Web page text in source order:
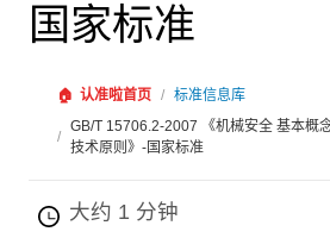
国家标准
🏠 认准啦首页 / 标准信息库
/
GB/T 15706.2-2007 《机械安全 基本概
技术原则》-国家标准
大约 1 分钟